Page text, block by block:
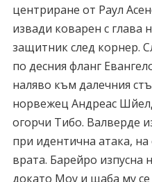
центриране от Раул
извади коварен с глава
защитник след корнер.
по десния фланг
наляво към далечния
норвежец Андреас
огорчи Тибо. Валверде
при идентична атака,
врата. Барейро изпусна
докато Моу и щаба му се